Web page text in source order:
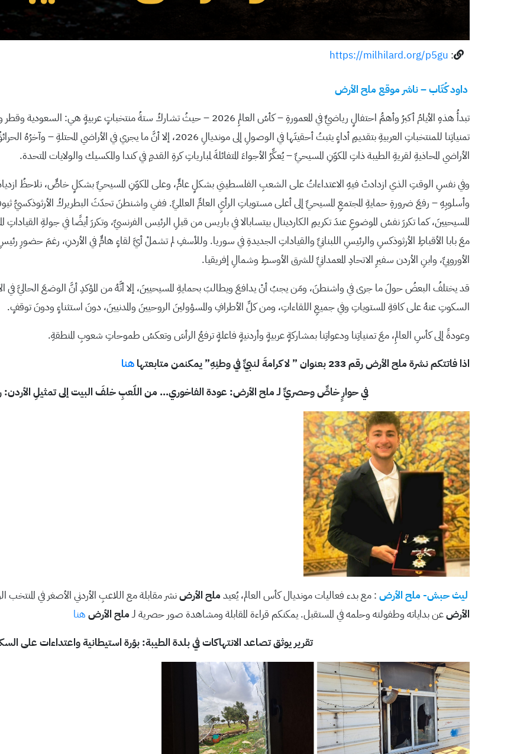
:
https://milhilard.org/p5gu
داود كُتّاب – ناشر موقع ملح الأرض
تبدأُ هذهِ الأيامُ أكبرُ وأهمُّ احتفالٍ رياضيٍّ في المعمورةِ – كأسُ العالمِ 2026 – حيثُ تشاركُ ستةُ
تمنياتِنا للمنتخباتِ العربيةِ بتقديمِ أداءٍ يثبتُ أحقيتَها في الوصولِ إلى مونديالِ 2026،
الأراضي المحاذيةِ لقريةِ الطيبة ذاتِ المكوّنِ المسيحيِّ – يُعكِّرُ الأجواءَ المتفائلةَ لمبارياتِ كرةِ القدمِ في كندا والمكسيك والولايات المتحدة.
وفي نفسِ الوقتِ الذي ازدادتْ فيهِ الاعتداءاتُ على الشعبِ الفلسطيني بشكلٍ عامٍّ، وعلى المكوّنِ المسيحيِّ بشكلٍ خاصٍّ، نلاحظُ
وأسلوبِهِ – رفعَ ضرورةِ حمايةِ المجتمعِ المسيحيِّ إلى أعلى مستوياتِ الرأيِ العامِّ العالميِّ. ففي واشنطنَ تحدّثَ البطريركُ الأرثوذكسيُّ
المسيحيينَ، كما تكررَ نفسُ الموضوعِ عندَ تكريمِ الكاردينال بيتسابالا في باريس من قبلِ الرئيس الفرنسيِّ، وتكررَ أيضًا في جولةِ
معَ بابا الأقباطِ الأرثوذكسِ والرئيسِ اللبنانيِّ والقياداتِ الجديدةِ في سوريا. وللأسفِ لم تشملْ أيَّ لقاءٍ هامٍّ في الأردنِ، رغمَ حضورِ رئيسِ
الأوروبيِّ، وابنِ الأردن سفيرِ الاتحادِ المعمدانيِّ للشرق الأوسطِ وشمالِ إفريقيا.
قد يختلفُ البعضُ حولَ ما جرى في واشنطنَ، ومَن يجبُ أنْ يدافعَ ويطالبَ بحمايةِ المسيحيينَ، إلا أنَّهُ من المؤكدِ أنَّ الوضعَ الحاليَّ في
السكوتِ عنهُ على كافةِ المستوياتِ وفي جميعِ اللقاءاتِ، ومن كلِّ الأطرافِ والمسؤولينَ الروحيينَ والمدنيينَ، دونَ استثناءٍ ودونَ توقفٍ.
وعودةً إلى كأسِ العالمِ، معَ تمنياتِنا ودعواتِنا بمشاركةٍ عربيةٍ وأردنيةٍ فاعلةٍ ترفعُ الرأسَ وتعكسُ طموحاتِ شعوبِ المنطقةِ.
اذا فاتتكم نشرة ملح الأرض رقم 233 بعنوان ” لا كرامةَ لنبيٍّ في وطنِهِ” يمكنمن متابعتها
هنا
في حوارٍ خاصٍّ وحصريٍّ لـ ملح الأرض: عودة الفاخوري… من اللّعبِ خلفَ البيت إلى تمثيلِ الأردن:
ليث حبش- ملح الأرض : مع بدء فعاليات مونديال كأس العالم، يُعيدملح الأرضنشر مقابلة مع اللاعبِ الأردني الأصغر في المنتخب
الأرضعن بداياته وطفولته وحلمه في المستقبل. يمكنكم قراءة المقابلة ومشاهدة صور حصرية لـملح الأرض هنا
تقرير يوثق تصاعد الانتهاكات في بلدة الطيبة: بؤرة استيطانية واعتداءات على